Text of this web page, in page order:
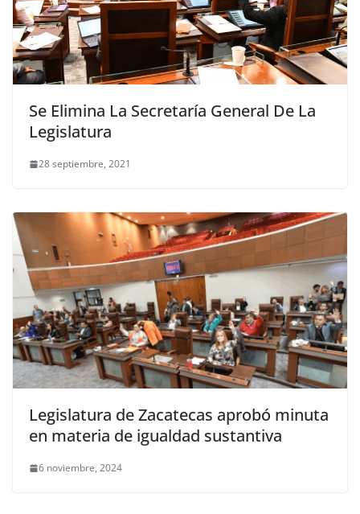
Se Elimina La Secretaría General De La
Legislatura
28 septiembre, 2021
Legislatura de Zacatecas aprobó minuta
en materia de igualdad sustantiva
6 noviembre, 2024